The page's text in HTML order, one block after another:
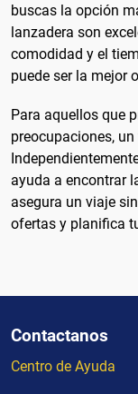
buscas la opción
lanzadera son
comodidad y el
puede ser la mejor
Para aquellos que
preocupaciones,
ayuda a encontrar
asegura un viaje
ofertas y planifica
Contactanos
Centro de Ayuda